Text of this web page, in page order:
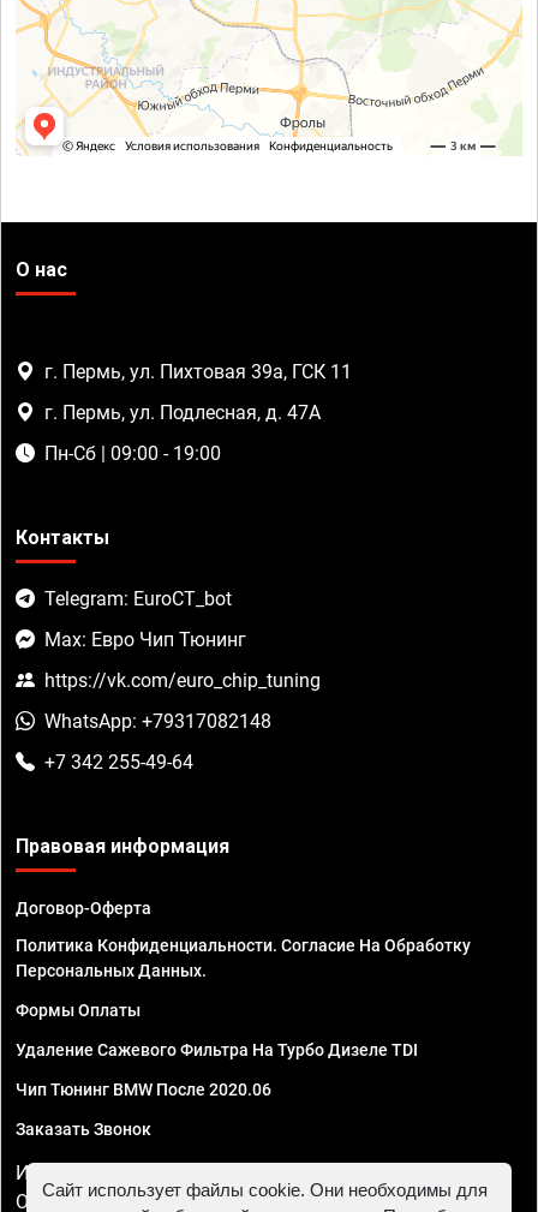
О нас
г. Пермь, ул. Пихтовая 39а, ГСК 11
г. Пермь, ул. Подлесная, д. 47А
Пн-Сб | 09:00 - 19:00
Контакты
Telegram: EuroCT_bot
Max: Евро Чип Тюнинг
https://vk.com/euro_chip_tuning
WhatsApp: +79317082148
+7 342 255-49-64
Правовая информация
Договор-Оферта
Политика Конфиденциальности. Согласие На Обработку
Персональных Данных.
Формы Оплаты
Удаление Сажевого Фильтра На Турбо Дизеле TDI
Чип Тюнинг BMW После 2020.06
Заказать Звонок
ИП Смирнов Георгий Павлович. ИНН 781302555843,
ОГРНИП 324470400032610
Сайт использует файлы cookie. Они необходимы для